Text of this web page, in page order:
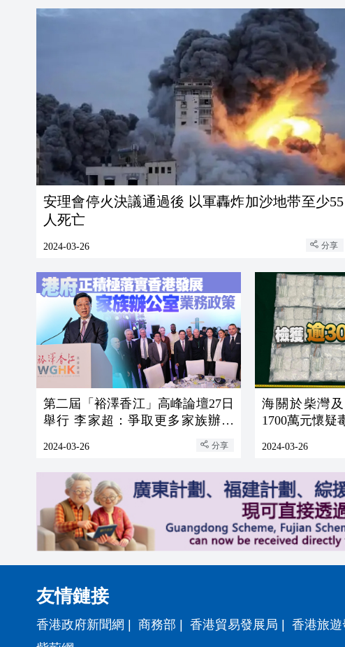
安理會停火決議通過後 以軍轟炸加沙地带至少55
人死亡
2024-03-26 分享
第二屆「裕澤香江」高峰論壇27日
舉行 李家超：爭取更多家族辦公
2024-03-26 分享
海關於柴灣
1700萬元懷疑
2024-03-26
友情鏈接
香港政府新聞網 商務部 香港貿易發展局 香港旅遊